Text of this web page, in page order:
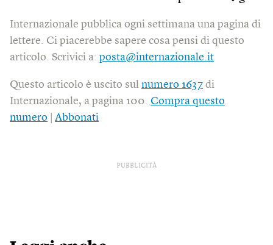
Internazionale pubblica ogni settimana una pagina di
lettere. Ci piacerebbe sapere cosa pensi di questo
articolo. Scrivici a: posta@internazionale.it
Questo articolo è uscito sul numero 1637 di
Internazionale, a pagina 100. Compra questo
numero
Abbonati
PUBBLICITÀ